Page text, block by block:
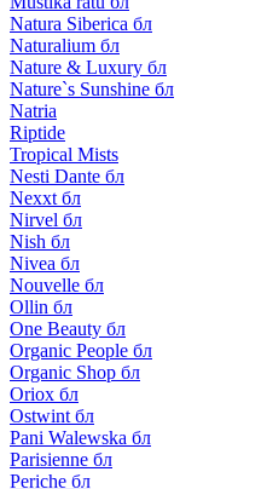
Natura Siberica бл
Naturalium бл
Nature & Luxury бл
Nature`s Sunshine бл
Natria
Riptide
Tropical Mists
Nesti Dante бл
Nexxt бл
Nirvel бл
Nish бл
Nivea бл
Nouvelle бл
Ollin бл
One Beauty бл
Organic People бл
Organic Shop бл
Oriox бл
Ostwint бл
Pani Walewska бл
Parisienne бл
Periche бл